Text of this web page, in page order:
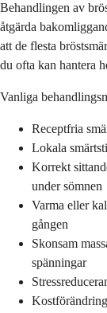
Behandlingen av
åtgärda
att de flesta
du ofta kan hantera
Vanliga
Receptfria
Lokala
Korrekt
under sömnen
Varma eller
gången
Skonsam
spänningar